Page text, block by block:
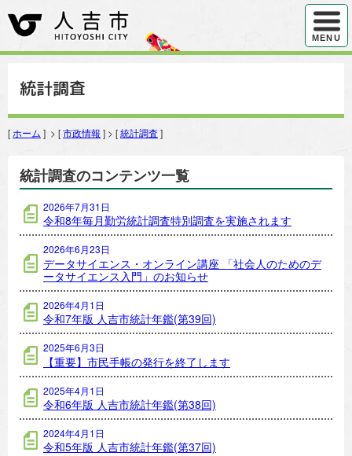
ハンバ
MENU
統計調査
[ ホーム ] > [市政情報 ] > [統計調査 ]
統計調査のコンテンツ一覧
2026年7月31日
令和8年毎月勤労統計調査特別調査を実施されます
2026年6月23日
データサイエンス・オンライン講座 「社会人のためのデ
ータサイエンス入門」のお知らせ
2026年4月1日
令和7年版 人吉市統計年鑑(第39回)
2025年6月3日
【重要】市民手帳の発行を終了します
2025年4月1日
令和6年版 人吉市統計年鑑(第38回)
2024年4月1日
令和5年版 人吉市統計年鑑(第37回)